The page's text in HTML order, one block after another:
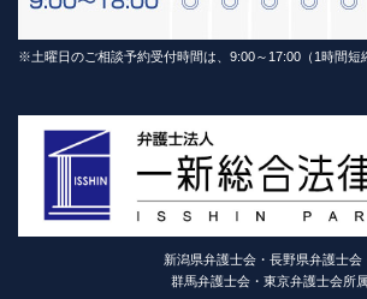
※土曜日のご相談予約受付時間は、9:00～17:00（1時間短
新潟県弁護士会・長野県弁護士会
群馬弁護士会・東京弁護士会所